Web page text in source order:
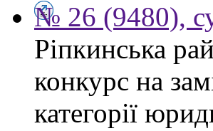
№ 26 (9480),
Ріпкинська
конкурс на
категорії